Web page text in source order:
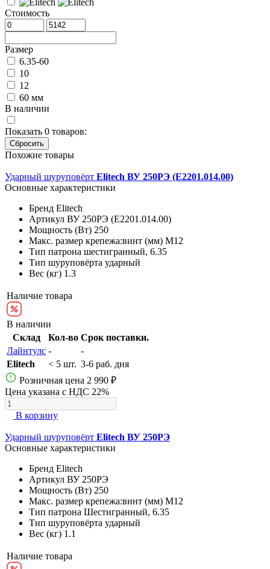
Стоимость
Размер
6.35-60
10
12
60 мм
В наличии
Показать 0 товаров:
Похожие товары
Ударный шуруповёрт Elitech ВУ 250РЭ (E2201.014.00)
Основные характеристики
Бренд Elitech
Артикул ВУ 250РЭ (E2201.014.00)
Мощность (Вт) 250
Макс. размер крепежа:винт (мм) М12
Тип патрона шестигранный, 6.35
Тип шуруповёрта ударный
Вес (кг) 1.3
Наличие товара
В наличии
Склад
Кол-во Срок поставки.
Лайнтулс -
-
Elitech
< 5 шт. 3-6 раб. дня
Розничная цена 2 990 ₽
Цена указана с НДС 22%
В корзину
Ударный шуруповёрт Elitech ВУ 250РЭ
Основные характеристики
Бренд Elitech
Артикул ВУ 250РЭ
Мощность (Вт) 250
Макс. размер крепежа:винт (мм) М12
Тип патрона Шестигранный, 6.35
Тип шуруповёрта ударный
Вес (кг) 1.1
Наличие товара